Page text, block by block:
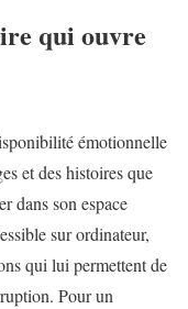
qui ouvre
émotionnelle
et des histoires que
dans son espace
sur ordinateur,
qui lui permettent de
Pour un